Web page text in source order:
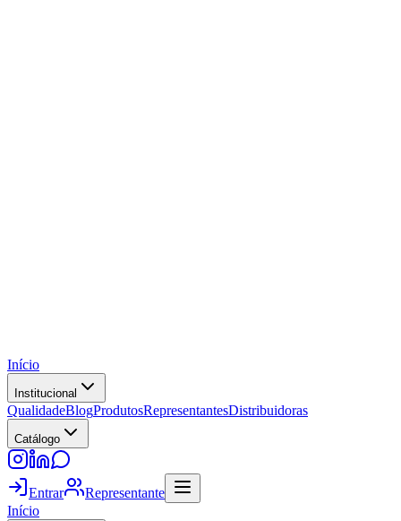
Início
Institucional
QualidadeBlogProdutosRepresentantesDistribuidoras
Catálogo
Entrar
Representante
Início